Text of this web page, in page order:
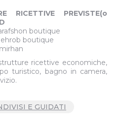
RICETTIVE PREVISTE(o
boutique
boutique
ricettive economiche,
turistico, bagno in camera,
E GUIDATI